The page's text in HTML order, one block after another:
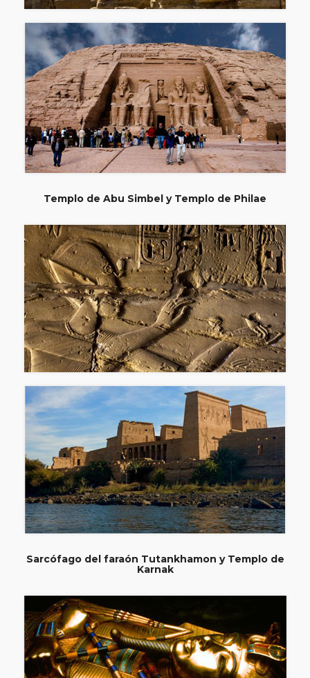
Templo de Abu Simbel y Templo de Philae
Sarcófago del faraón Tutankhamon y Templo de
Karnak